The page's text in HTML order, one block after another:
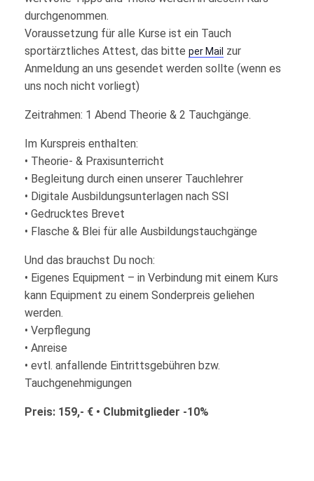
durchgenommen.
Voraussetzung für alle Kurse ist ein Tauch
sportärztliches Attest, das bitte per Mail zur
Anmeldung an uns gesendet werden sollte (wenn es
uns noch nicht vorliegt)
Zeitrahmen: 1 Abend Theorie & 2 Tauchgänge.
Im Kurspreis enthalten:
• Theorie- & Praxisunterricht
• Begleitung durch einen unserer Tauchlehrer
• Digitale Ausbildungsunterlagen nach SSI
• Gedrucktes Brevet
• Flasche & Blei für alle Ausbildungstauchgänge
Und das brauchst Du noch:
• Eigenes Equipment – in Verbindung mit einem Kurs
kann Equipment zu einem Sonderpreis geliehen
werden.
• Verpflegung
• Anreise
• evtl. anfallende Eintrittsgebühren bzw.
Tauchgenehmigungen
Preis: 159,- € • Clubmitglieder -10%